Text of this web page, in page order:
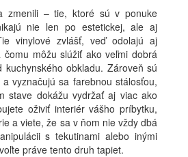
zmenili – tie, ktoré sú v ponuke
nie len po estetickej, ale aj
vinylové zvlášť, veď odolajú aj
čomu môžu slúžiť ako veľmi dobrá
kuchynského obkladu. Zároveň sú
vyznačujú sa farebnou stálosťou,
stave dokážu vydržať aj viac ako
oživiť interiér vášho príbytku,
a viete, že sa v ňom nie vždy dbá
s tekutinami alebo inými
práve tento druh tapiet.